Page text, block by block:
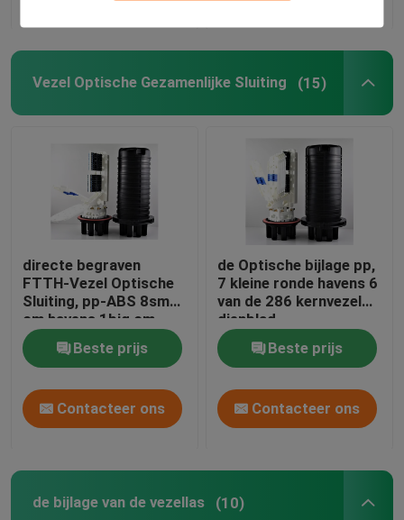
Producten
Ongeveer ons
Fabrieksreis
Kwaliteitscontrole
Fiber Optic Splice Sluiting
Koepel Fiber Optic Splice Sluiting
Vezel Optische Gezamenlijke Sluiting
Fiber Optic splice vak
Vezel Optische Gezamenlijke Sluiting (15)
directe begraven
FTTH-Vezel Optische
Sluiting, pp-ABS 8small
om havens 1big om
64sc
Beste prijs
Contacteer ons
de Optische bijlage pp,
7 kleine ronde havens 6
van de 286 kernvezel
dienblad
Beste prijs
Contacteer ons
de bijlage van de vezellas (10)